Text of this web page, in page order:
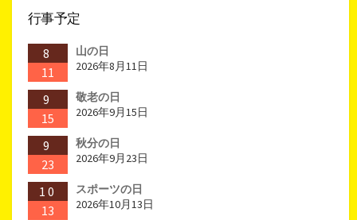
ペ
ー
ジ
送
り
行事予定
8
11
山の日
2026年8月11日
9
15
敬老の日
2026年9月15日
9
23
秋分の日
2026年9月23日
10
13
スポーツの日
2026年10月13日